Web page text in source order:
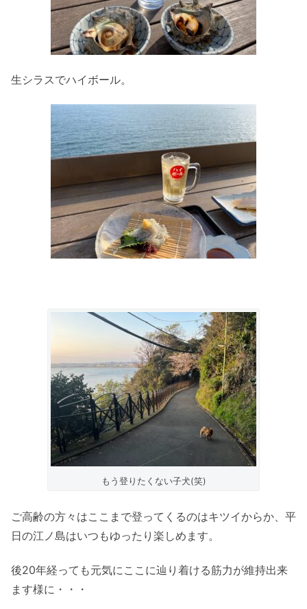
生シラスでハイボール。
もう登りたくない子犬(笑)
ご高齢の方々はここまで登ってくるのはキツイからか、平
日の江ノ島はいつもゆったり楽しめます。
後20年経っても元気にここに辿り着ける筋力が維持出来
ます様に・・・